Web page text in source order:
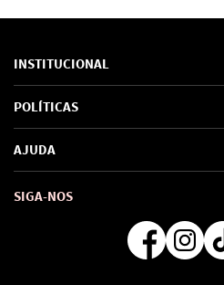
INSTITUCIONAL
Sobre Nós
Marcas
SAC de marcas
POLÍTICAS
Política de Privacidade
Troca e Devoluções
Formas de Pagamento
Regra de Frete Grátis
AJUDA
SIGA-NOS